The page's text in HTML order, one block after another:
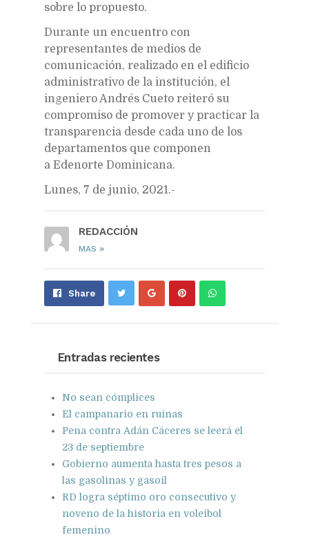
sobre lo propuesto.
Durante un encuentro con
representantes de medios de
comunicación, realizado en el edificio
administrativo de la institución, el
ingeniero Andrés Cueto reiteró su
compromiso de promover y practicar la
transparencia desde cada uno de los
departamentos que componen
a Edenorte Dominicana.
Lunes, 7 de junio, 2021.-
REDACCIÓN
MAS »
Share Share Pin Send
Entradas recientes
No sean cómplices
El campanario en ruinas
Pena contra Adán Cáceres se leerá el
23 de septiembre
Gobierno aumenta hasta tres pesos a
las gasolinas y gasoil
RD logra séptimo oro consecutivo y
noveno de la historia en voleibol
femenino